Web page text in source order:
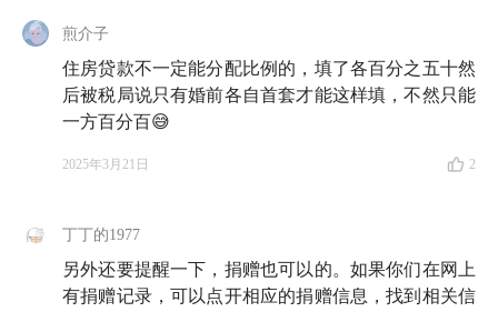
煎介子
住房贷款不一定能分配比例的，填了各百分之五十然
后被税局说只有婚前各自首套才能这样填，不然只能
一方百分百😅
2025年3月21日 2
丁丁的1977
另外还要提醒一下，捐赠也可以的。如果你们在网上
有捐赠记录，可以点开相应的捐赠信息，找到相关信